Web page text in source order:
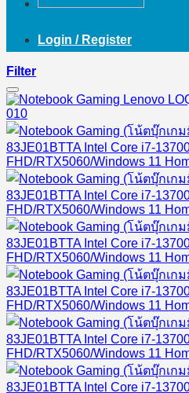
Login / Register
Filter